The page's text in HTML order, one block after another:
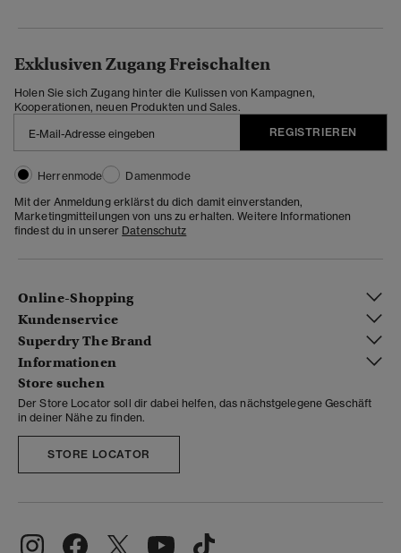
Exklusiven Zugang Freischalten
Holen Sie sich Zugang hinter die Kulissen von Kampagnen,
Kooperationen, neuen Produkten und Sales.
REGISTRIEREN
Herrenmode
Damenmode
Mit der Anmeldung erklärst du dich damit einverstanden,
Marketingmitteilungen von uns zu erhalten. Weitere Informationen
findest du in unserer Datenschutz
Online-Shopping
Kundenservice
Superdry The Brand
Informationen
Store suchen
Der Store Locator soll dir dabei helfen, das nächstgelegene Geschäft
in deiner Nähe zu finden.
STORE LOCATOR